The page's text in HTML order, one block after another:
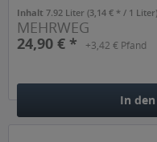
Inhalt7.92 Liter(3,14 € * / 1 Liter)
MEHRWEG
24,90 € *
+3,42 € Pfand
In den